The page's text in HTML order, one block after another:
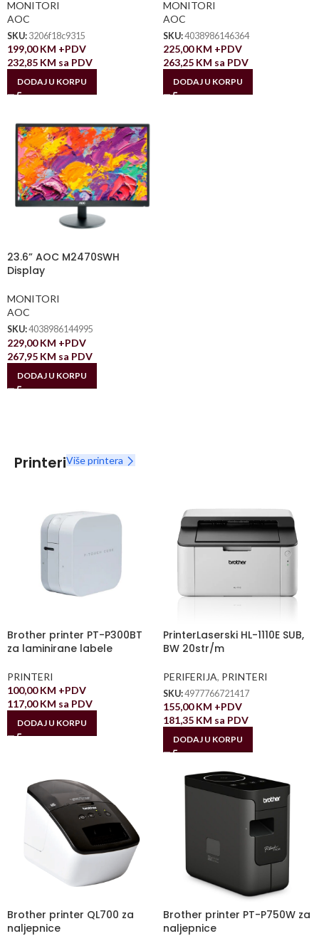
MONITORI
AOC
SKU: 3206f18c9315
199,00KM +PDV
232,85 KM sa PDV
DODAJ U KORPU
MONITORI
AOC
SKU:4038986146364
225,00KM +PDV
263,25 KM sa PDV
DODAJ U KORPU
23.6” AOC M2470SWH
Display
MONITORI
AOC
SKU:4038986144995
229,00KM +PDV
267,95 KM sa PDV
DODAJ U KORPU
PrinteriViše printera
Brother printer PT-P300BT
za laminirane labele
PRINTERI
100,00KM +PDV
117,00KM sa PDV
DODAJ U KORPU
PrinterLaserski HL-1110E SUB,
BW 20str/m
PERIFERIJA, PRINTERI
SKU:4977766721417
155,00KM +PDV
181,35 KM sa PDV
DODAJ U KORPU
Brother printer QL700 za
naljepnice
Brother printer PT-P750W za
naljepnice